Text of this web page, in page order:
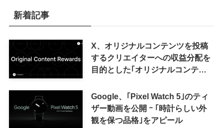
新着記事
X、オリジナルコンテンツを投稿
するクリエイターへの収益分配を
目的とした｢オリジナルコンテン
来の｢収益分配｣は廃止
Google、｢Pixel Watch 5｣のティ
ザー動画を公開 ｰ ｢時計らしい外
観を保つ品格｣をアピール